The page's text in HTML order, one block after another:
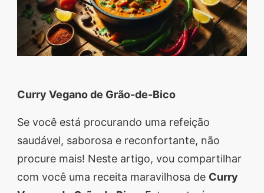
na boca? Nós temos
tudo o que você
precisa! Explore nosso
segredos valiosos e
receitas rápidas e fáceis
que vão impressionar
todos ao seu redor.
Transforme suas
refeições e inspire-se
Curry Vegano de Grão-de-Bico
Se você está procurando uma refeição
saudável, saborosa e reconfortante, não
procure mais! Neste artigo, vou compartilhar
com você uma receita maravilhosa de Curry